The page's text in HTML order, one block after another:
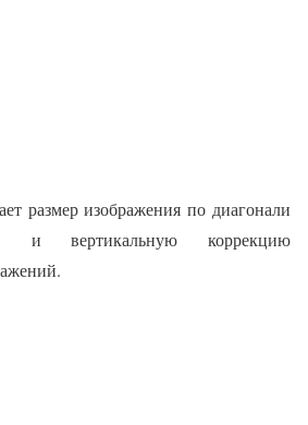
размер изображения по диагонали
вертикальную коррекцию